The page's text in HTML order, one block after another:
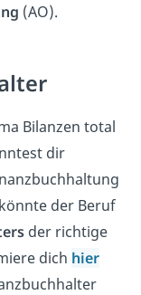
(AO).
Bilanzen total
dir
der Beruf
der richtige
dich hier